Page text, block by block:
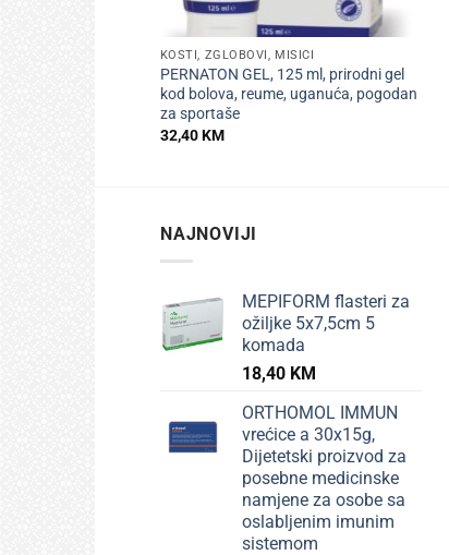
+
KOSTI, ZGLOBOVI, MIŠIĆI
PERNATON GEL, 125 ml, prirodni gel
kod bolova, reume, uganuća, pogodan
za sportaše
32,40KM
NAJNOVIJI
MEPIFORM flasteri za
ožiljke 5x7,5cm 5
komada
18,40 KM
ORTHOMOL IMMUN
vrećice a 30x15g,
Dijetetski proizvod za
posebne medicinske
namjene za osobe sa
oslabljenim imunim
sistemom